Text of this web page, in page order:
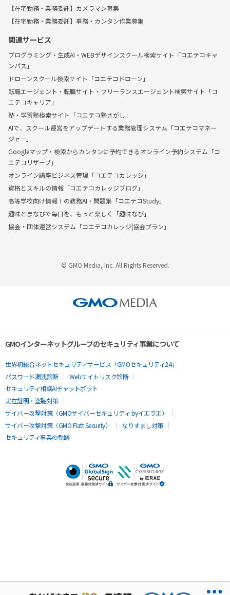
【在宅勤務・業務委託】カメラマン募集
【在宅勤務・業務委託】事務・カンタン作業募集
関連サービス
プログラミング・生成AI・WEBデザインスクール検索サイト「コエテコキャ
ンパス」
ドローンスクール検索サイト「コエテコドローン」
転職エージェント・転職サイト・フリーランスエージェント検索サイト「コ
エテコキャリア」
塾・学習塾検索サイト「コエテコ塾さがし」
AIで、スクール運営をアップデートする業務管理システム「コエテコマネー
ジャー」
Googleマップ・検索からカンタンに予約できるオンライン予約システム「コ
エテコリザーブ」
オンライン講座ビジネス管理「コエテコカレッジ」
資格とスキルの情報「コエテコカレッジブログ」
高等学校向け情報Ⅰの教務AI・問題集「コエテコStudy」
趣味とまなびで毎日を、もっと楽しく「趣味なび」
協会・団体運営システム「コエテコカレッジ|協会プラン」
© GMO Media, Inc. All Rights Reserved.
GMOインターネットグループのセキュリティ事業について
世界初総合ネットセキュリティサービス「GMOセキュリティ24」
パスワード漏洩診断
Webサイトリスク診断
セキュリティ相談AIチャットボット
実在証明・盗聴対策
サイバー攻撃対策（GMOサイバーセキュリティ byイエラエ）
サイバー攻撃対策（GMO Flatt Security）
なりすまし対策
セキュリティ事業の軌跡